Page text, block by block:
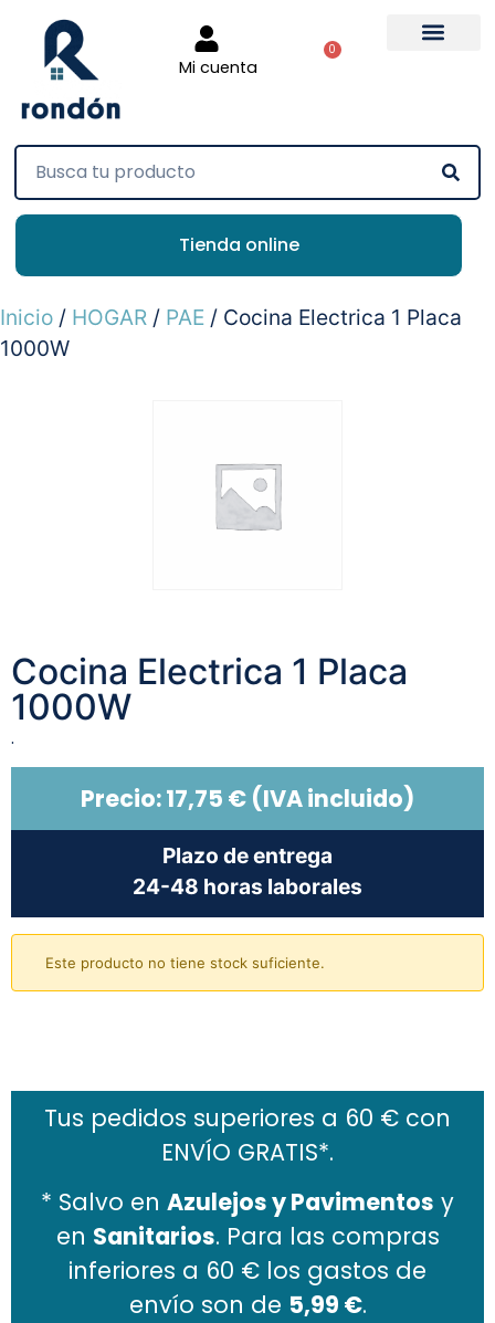
Mi cuenta
0
Tienda online
Inicio / HOGAR / PAE / Cocina Electrica 1 Placa
1000W
Cocina Electrica 1 Placa
1000W
.
Precio:17,75 € (IVA incluido)
Plazo de entrega
24-48 horas laborales
Este producto no tiene stock suficiente.
Tus pedidos superiores a 60 € con
ENVÍO GRATIS*.
* Salvo en Azulejos y Pavimentos y
en Sanitarios. Para las compras
inferiores a 60 € los gastos de
envío son de 5,99 €.